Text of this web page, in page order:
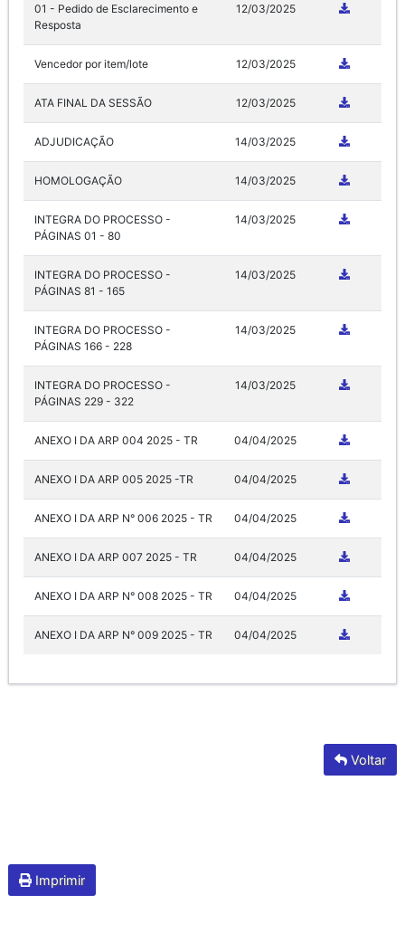
01 - Pedido de Esclarecimento e
Resposta
12/03/2025
Vencedor por item/lote 12/03/2025
ATA FINAL DA SESSÃO 12/03/2025
ADJUDICAÇÃO 14/03/2025
HOMOLOGAÇÃO 14/03/2025
INTEGRA DO PROCESSO -
PÁGINAS 01 - 80
14/03/2025
INTEGRA DO PROCESSO -
PÁGINAS 81 - 165
14/03/2025
INTEGRA DO PROCESSO -
PÁGINAS 166 - 228
14/03/2025
INTEGRA DO PROCESSO -
PÁGINAS 229 - 322
14/03/2025
ANEXO I DA ARP 004 2025 - TR 04/04/2025
ANEXO I DA ARP 005 2025 -TR 04/04/2025
ANEXO I DA ARP N° 006 2025 - TR 04/04/2025
ANEXO I DA ARP 007 2025 - TR 04/04/2025
ANEXO I DA ARP N° 008 2025 - TR 04/04/2025
ANEXO I DA ARP N° 009 2025 - TR 04/04/2025
Voltar
Imprimir